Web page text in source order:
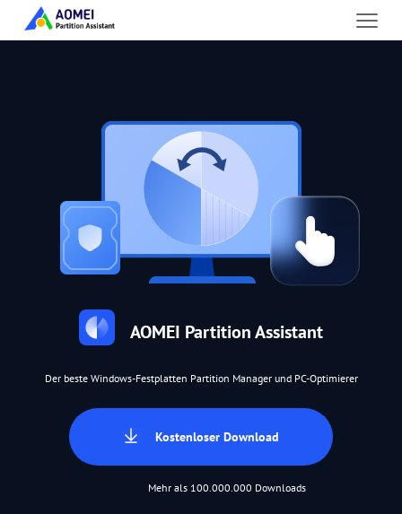
AOMEI Partition Assistant
Der beste Windows-Festplatten Partition Manager und PC-Optimierer
Kostenloser Download
Mehr als 100.000.000 Downloads